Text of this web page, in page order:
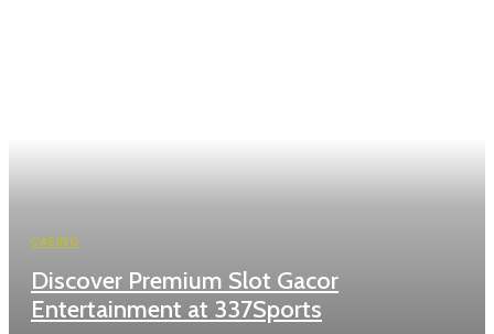
CASINO
Discover Premium Slot Gacor
Entertainment at 337Sports